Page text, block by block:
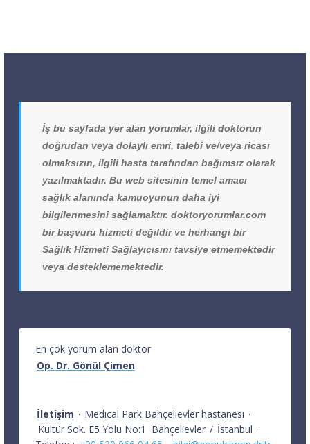
İş bu sayfada yer alan yorumlar, ilgili doktorun
doğrudan veya dolaylı emri, talebi ve/veya ricası
olmaksızın, ilgili hasta tarafından bağımsız olarak
yazılmaktadır. Bu web sitesinin temel amacı
sağlık alanında kamuoyunun daha iyi
bilgilenmesini sağlamaktır. doktoryorumlar.com
bir başvuru hizmeti değildir ve herhangi bir
Sağlık Hizmeti Sağlayıcısını tavsiye etmemektedir
veya desteklememektedir.
En çok yorum alan doktor
Op. Dr. Gönül Çimen
İletişim · Medical Park Bahçelievler hastanesi ·
Kültür Sok. E5 Yolu No:1
Bahçelievler / İstanbul ·